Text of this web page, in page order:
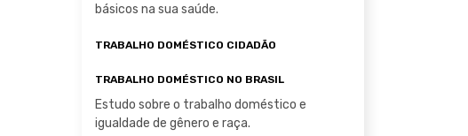
básicos na sua saúde.
TRABALHO DOMÉSTICO CIDADÃO
TRABALHO DOMÉSTICO NO BRASIL
Estudo sobre o trabalho doméstico e
igualdade de gênero e raça.